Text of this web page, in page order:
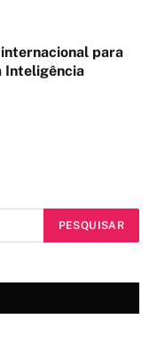
para
Inteligência